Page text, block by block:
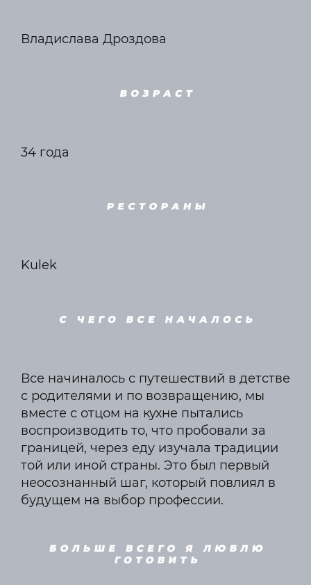
Владислава Дроздова
34 года
Kulek
Все начиналось с путешествий в детстве
с родителями и по возвращению, мы
вместе с отцом на кухне пытались
воспроизводить то, что пробовали за
границей, через еду изучала традиции
той или иной страны. Это был первый
неосознанный шаг, который повлиял в
будущем на выбор профессии.